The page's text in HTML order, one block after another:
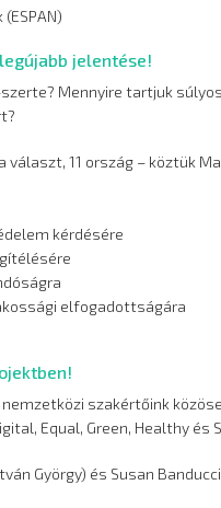
jelentése!
Mennyire tartjuk
11 ország – köztük
kérdésére
elfogadottságára
szakértőink
Equal, Green, Healthy és
György) és Susan